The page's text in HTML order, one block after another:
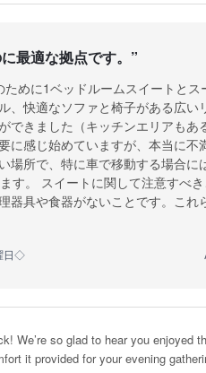
最適な拠点です。 ”
めに1ベッドルームスイートと
、快適なソファと椅子がある広
できました（キッチンエリアも
に感じ始めていますが、本当に
場所で、特に車で移動する場合に
す。 スイートに関して注意すべ
器具や食器がないことです。こ
日◇
We’re so glad to hear you enjoyed
it provided for your evening